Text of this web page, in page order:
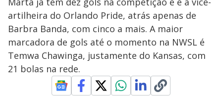
artilheira do Orlando Pride, atrás apenas de
Barbra Banda, com cinco a mais. A maior
marcadora de gols até o momento na NWSL é
Temwa Chawinga, justamente do Kansas, com
21 bolas na rede.